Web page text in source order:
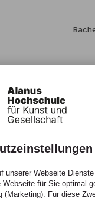
Webseite
für Sie optimal
Für diese